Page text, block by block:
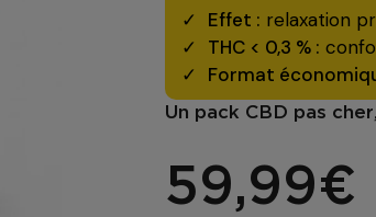
Effet : relaxation
THC < 0,3 % :
Format
Un pack CBD pas cher
59,99€